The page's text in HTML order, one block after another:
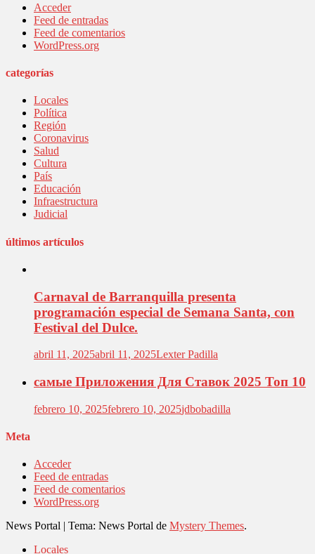
Acceder
Feed de entradas
Feed de comentarios
WordPress.org
categorías
Locales
Política
Región
Coronavirus
Salud
Cultura
País
Educación
Infraestructura
Judicial
últimos artículos
Carnaval de Barranquilla presenta
programación especial de Semana Santa, con
Festival del Dulce.
abril 11, 2025abril 11, 2025Lexter Padilla
самые Приложения Для Ставок 2025 Топ 10
febrero 10, 2025febrero 10, 2025jdbobadilla
Meta
Acceder
Feed de entradas
Feed de comentarios
WordPress.org
News Portal | Tema: News Portal de Mystery Themes.
Locales